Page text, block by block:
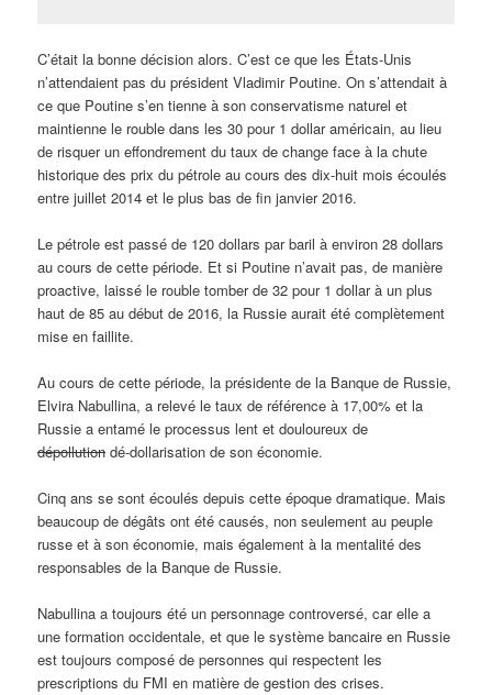
C’était la bonne décision alors. C’est ce que les États-Unis
n’attendaient pas du président Vladimir Poutine. On s’attendait à
ce que Poutine s’en tienne à son conservatisme naturel et
maintienne le rouble dans les 30 pour 1 dollar américain, au lieu
de risquer un effondrement du taux de change face à la chute
historique des prix du pétrole au cours des dix-huit mois écoulés
entre juillet 2014 et le plus bas de fin janvier 2016.
Le pétrole est passé de 120 dollars par baril à environ 28 dollars
au cours de cette période. Et si Poutine n’avait pas, de manière
proactive, laissé le rouble tomber de 32 pour 1 dollar à un plus
haut de 85 au début de 2016, la Russie aurait été complètement
mise en faillite.
Au cours de cette période, la présidente de la Banque de Russie,
Elvira Nabullina, a relevé le taux de référence à 17,00% et la
Russie a entamé le processus lent et douloureux de
dépollution dé-dollarisation de son économie.
Cinq ans se sont écoulés depuis cette époque dramatique. Mais
beaucoup de dégâts ont été causés, non seulement au peuple
russe et à son économie, mais également à la mentalité des
responsables de la Banque de Russie.
Nabullina a toujours été un personnage controversé, car elle a
une formation occidentale, et que le système bancaire en Russie
est toujours composé de personnes qui respectent les
prescriptions du FMI en matière de gestion des crises.